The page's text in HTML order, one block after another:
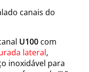
canais do
U100 com
lateral,
inoxidável para